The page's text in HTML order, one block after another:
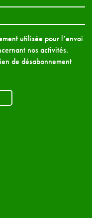
utilisée pour l’envoi
nos activités.
de désabonnement